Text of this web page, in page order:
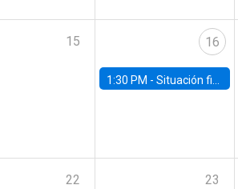
15 16
1:30 PM -Situación fiscal: cierre 2025 y perspectivas de mediano plazo 2026–2030
22 23